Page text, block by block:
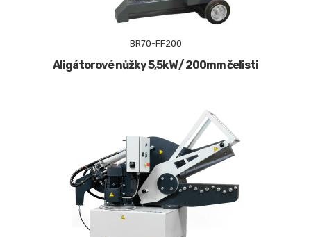
BR70-FF200
Aligátorové nůžky 5,5kW / 200mm čelisti